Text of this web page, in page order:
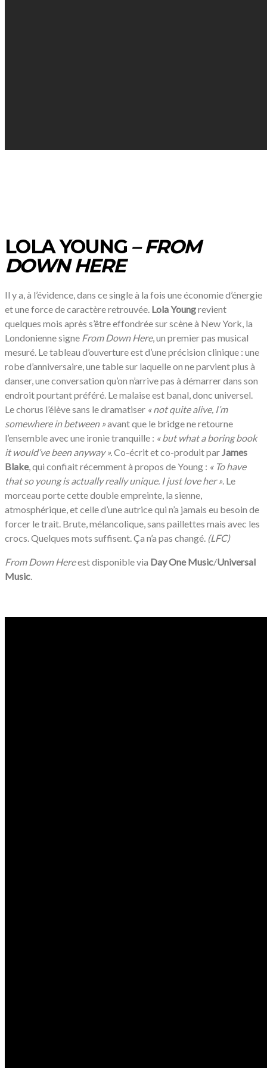
LOLA YOUNG – FROM
DOWN HERE
Il y a, à l’évidence, dans ce single à la fois une économie d’énergie
et une force de caractère retrouvée. Lola Youngrevient
quelques mois après s’être effondrée sur scène à New York, la
Londonienne signe From Down Here, un premier pas musical
mesuré. Le tableau d’ouverture est d’une précision clinique : une
robe d’anniversaire, une table sur laquelle on ne parvient plus à
danser, une conversation qu’on n’arrive pas à démarrer dans son
endroit pourtant préféré. Le malaise est banal, donc universel.
Le chorus l’élève sans le dramatiser «not quite alive, I’m
somewhere in between »avant que le bridge ne retourne
l’ensemble avec une ironie tranquille : «but what a boring book
it would’ve been anyway ».Co-écrit et co-produit parJames
Blake, qui confiait récemment à propos de Young : « To have
that so young is actually really unique. I just love her ». Le
morceau porte cette double empreinte, la sienne,
atmosphérique, et celle d’une autrice qui n’a jamais eu besoin de
forcer le trait. Brute, mélancolique, sans paillettes mais avec les
crocs. Quelques mots suffisent. Ça n’a pas changé. (LFC)
From Down Hereest disponible via Day One Music/Universal
Music.